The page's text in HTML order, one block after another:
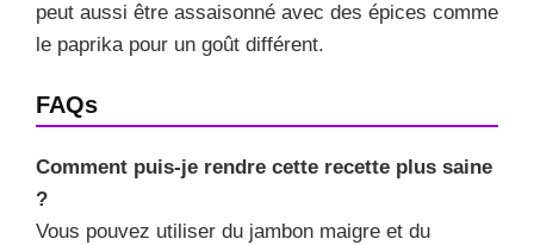
peut aussi être assaisonné avec des épices comme
le paprika pour un goût différent.
FAQs
Comment puis-je rendre cette recette plus saine
?
Vous pouvez utiliser du jambon maigre et du